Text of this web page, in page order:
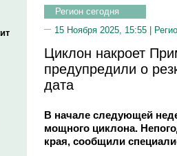
Регион сегодня
15 Ноября 2025, 15:55 |
Циклон накроет
предупредили о
дата
В начале следующей
мощного циклона.
края, сообщили